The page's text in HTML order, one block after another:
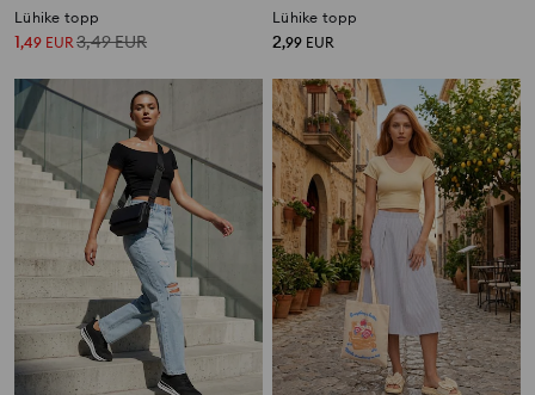
Lühike topp
1,49 EUR3,49EUR
Lühike topp
2,99 EUR